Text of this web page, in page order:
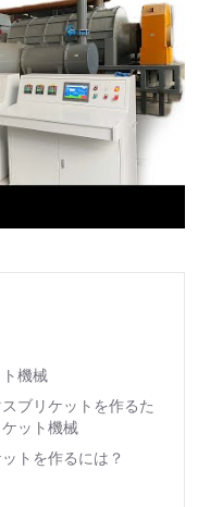
機械
ブリケットを作るた
ット機械
トを作るには？